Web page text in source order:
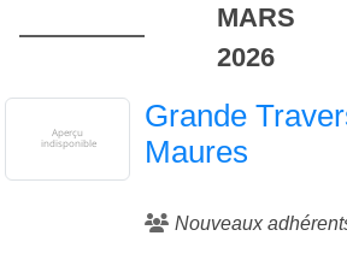
MARS
2026
Grande
Maures
Nouveaux